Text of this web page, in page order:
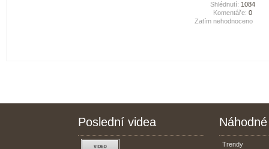
Shlédnutí: 1084
Komentáře: 0
Zatím nehodnoceno
Poslední videa
Trendy